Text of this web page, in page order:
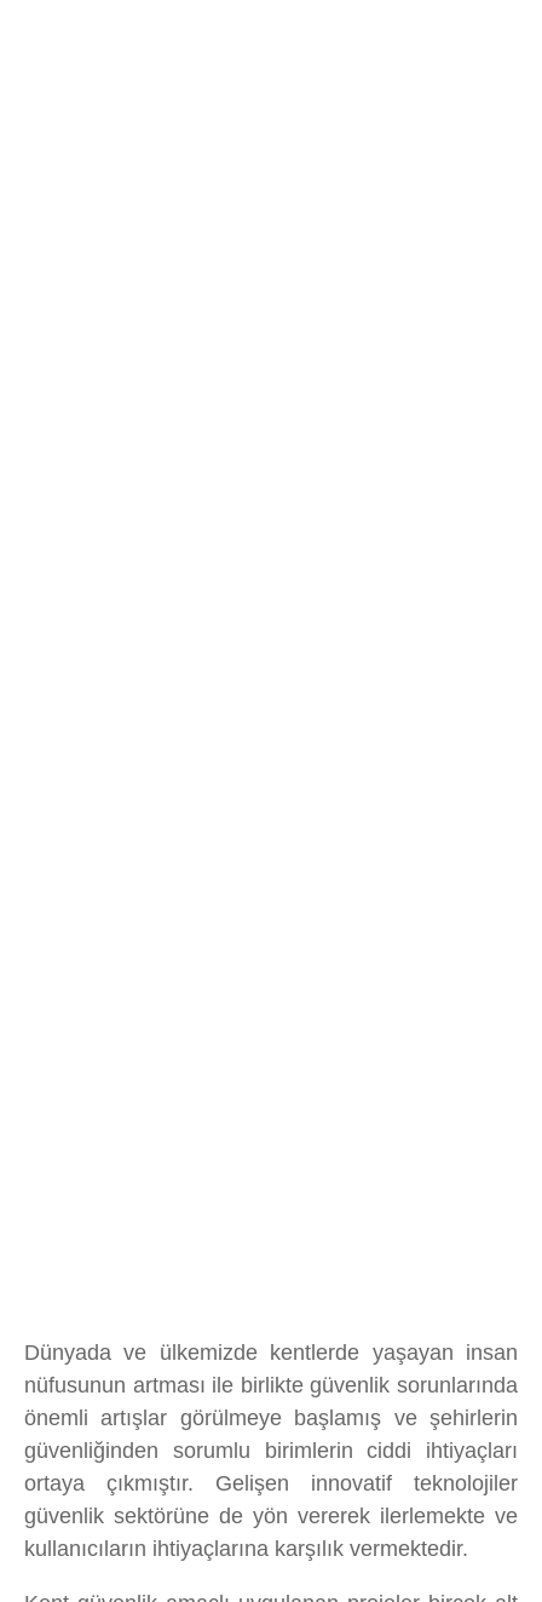
Dünyada ve ülkemizde kentlerde yaşayan insan
nüfusunun artması ile birlikte güvenlik sorunlarında
önemli artışlar görülmeye başlamış ve şehirlerin
güvenliğinden sorumlu birimlerin ciddi ihtiyaçları
ortaya çıkmıştır. Gelişen innovatif teknolojiler
güvenlik sektörüne de yön vererek ilerlemekte ve
kullanıcıların ihtiyaçlarına karşılık vermektedir.